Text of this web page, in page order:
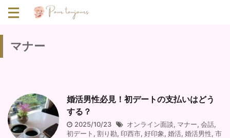
マナー
婚活男性必見！初デートの支払いはどう
する？
2025/10/23 オンライン面談, マナー, 会話,
初デート , 割り勘, 印西市, 好印象, 婚活, 婚活男性, 市